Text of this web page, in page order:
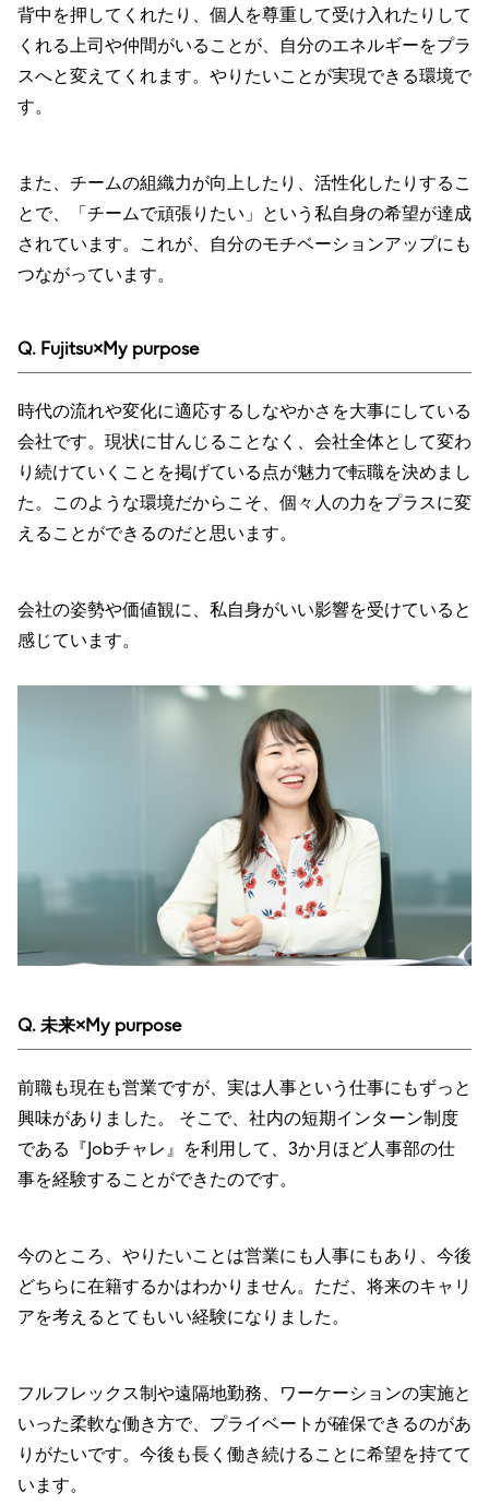
背中を押してくれたり、個人を尊重して受け入れたりして
くれる上司や仲間がいることが、自分のエネルギーをプラ
スへと変えてくれます。やりたいことが実現できる環境で
す。
また、チームの組織力が向上したり、活性化したりするこ
とで、「チームで頑張りたい」という私自身の希望が達成
されています。これが、自分のモチベーションアップにも
つながっています。
Q. Fujitsu×My purpose
時代の流れや変化に適応するしなやかさを大事にしている
会社です。現状に甘んじることなく、会社全体として変わ
り続けていくことを掲げている点が魅力で転職を決めまし
た。このような環境だからこそ、個々人の力をプラスに変
えることができるのだと思います。
会社の姿勢や価値観に、私自身がいい影響を受けていると
感じています。
Q. 未来×My purpose
前職も現在も営業ですが、実は人事という仕事にもずっと
興味がありました。 そこで、社内の短期インターン制度
である『Jobチャレ』を利用して、3か月ほど人事部の仕
事を経験することができたのです。
今のところ、やりたいことは営業にも人事にもあり、今後
どちらに在籍するかはわかりません。ただ、将来のキャリ
アを考えるとてもいい経験になりました。
フルフレックス制や遠隔地勤務、ワーケーションの実施と
いった柔軟な働き方で、プライベートが確保できるのがあ
りがたいです。今後も長く働き続けることに希望を持てて
います。